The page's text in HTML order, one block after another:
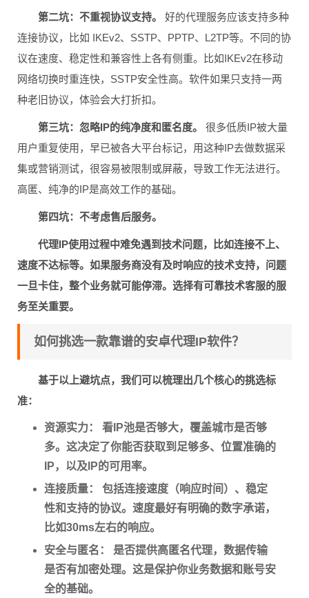
第二坑：不重视协议支持。
好的代理服务应该支持多种
连接协议，比如 IKEv2、SSTP、PPTP、L2TP等。不同的协
议在速度、稳定性和兼容性上各有侧重。比如IKEv2在移动
网络切换时重连快，SSTP安全性高。软件如果只支持一两
种老旧协议，体验会大打折扣。
第三坑：忽略IP的纯净度和匿名度。
很多低质IP被大量
用户重复使用，早已被各大平台标记，用这种IP去做数据采
集或营销测试，很容易被限制或屏蔽，导致工作无法进行。
高匿、纯净的IP是高效工作的基础。
第四坑：不考虑售后服务。
代理IP使用过程中难免遇到技术问题，比如连接不上、
速度不达标等。如果服务商没有及时响应的技术支持，问题
一旦卡住，整个业务就可能停滞。选择有可靠技术客服的服
务至关重要。
如何挑选一款靠谱的安卓代理IP软件？
基于以上避坑点，我们可以梳理出几个核心的挑选标
准：
资源实力：
看IP池是否够大，覆盖城市是否够
多。这决定了你能否获取到足够多、位置准确的
IP，以及IP的可用率。
连接质量：
包括连接速度（响应时间）、稳定
性和支持的协议。速度最好有明确的数字承诺，
比如30ms左右的响应。
安全与匿名：
是否提供高匿名代理，数据传输
是否有加密处理。这是保护你业务数据和账号安
全的基础。